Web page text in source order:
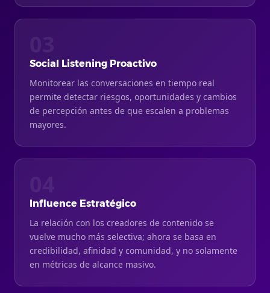
Social Listening Proactivo
Monitorear las conversaciones en tiempo real
permite detectar riesgos, oportunidades y cambios
de percepción antes de que escalen a problemas
mayores.
Influence Estratégico
La relación con los creadores de contenido se
vuelve mucho más selectiva; ahora se basa en
credibilidad, afinidad y comunidad, y no solamente
en métricas de alcance masivo.